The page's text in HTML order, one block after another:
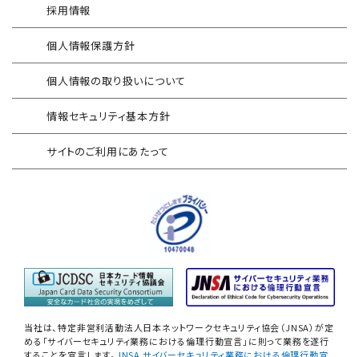
FISCガイドライン準拠対応支援サービス
地方公共団体向け 情報セキュリティ
セルフアセスメント
産業制御システム向けリスクアセスメント
EC加盟店様向け セキュリティ・チェックリスト
対応アセスメントサービス
自己問診型 個人情報に関わる
情報セキュリティアセスメント
情報セキュリティ
自己点検アンケートサービス
NIST SP800-171 サプライチェーン
Security-First Aidサービス
セキュアメール
AAMSマルウェア・プロテクト
セキュリティログ分析／活用支援
サイバープロテクション（CP）
採用情報
個人情報保護方針
個人情報の取り扱いについて
情報セキュリティ基本方針
サイトのご利用にあたって
当社は、特定非営利活動法人日本ネットワークセキュリティ協会（JNSA）が定
める「サイバーセキュリティ業務における倫理行動宣言」に則って業務を遂行
することを宣言します。 JNSA サイバーセキュリティ業務における倫理行動宣